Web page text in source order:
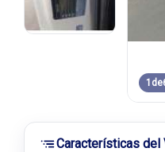
1 de
Características del